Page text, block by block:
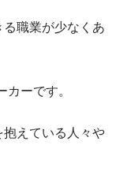
職業が少なくあ
ーです。
えている人々や